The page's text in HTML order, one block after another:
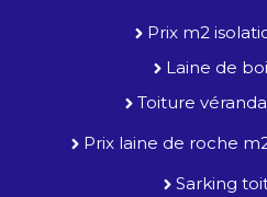
Prix m2
Laine de
Toiture
Prix laine de roche
Sarking